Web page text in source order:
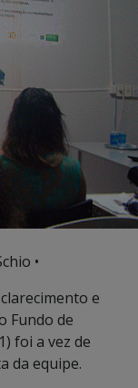
•
e
Fundo de
foi a vez de
da equipe.